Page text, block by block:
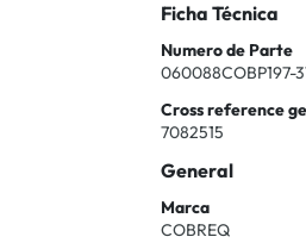
Ficha Técnica
Numero de Parte
060088COBP197-
Cross reference
7082515
General
Marca
COBREQ